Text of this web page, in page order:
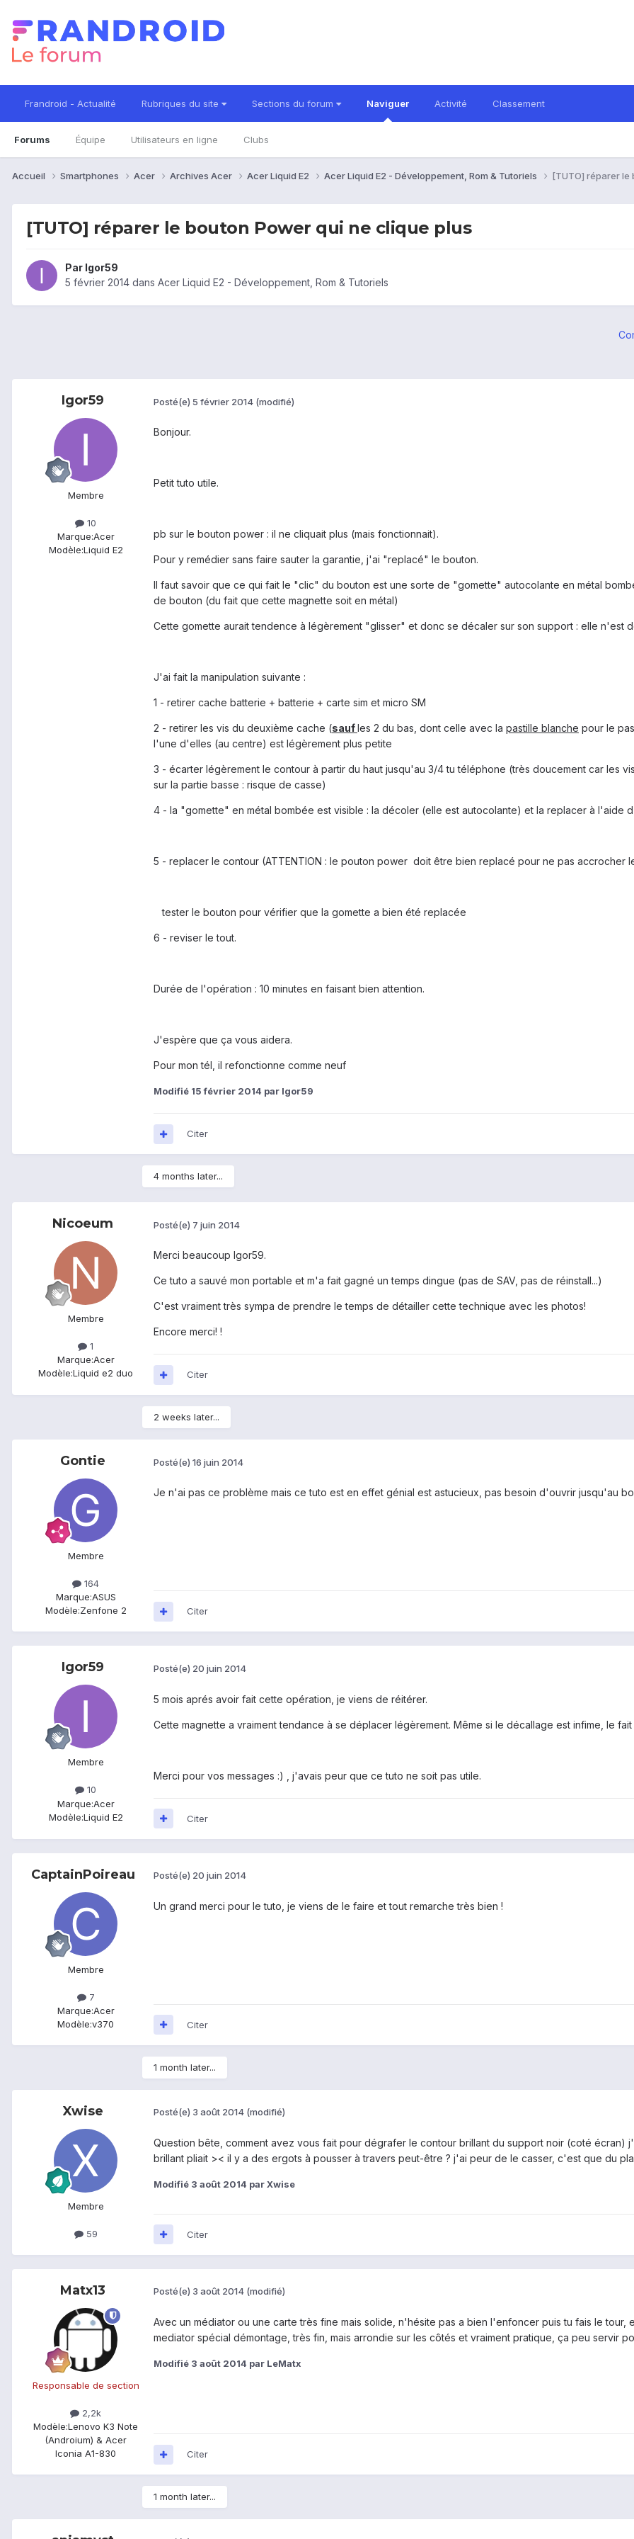
Frandroid - Actualité Rubriques du site Sections du forum Naviguer
Forums Équipe Utilisateurs en ligne Clubs
Activité Classement
Accueil Smartphones Acer Archives Acer Acer Liquid E2 Acer Liquid E2 - Développement, Rom & Tutoriels [TUTO] réparer le
[TUTO] réparer le bouton Power qui ne clique plus
Par Igor59
5 février 2014 dans Acer Liquid E2 - Développement, Rom & Tutoriels
Igor59
Membre
10
Marque:Acer
Modèle:Liquid E2
Posté(e) 5 février 2014 (modifié)
Bonjour.
Petit tuto utile.
pb sur le bouton power : il ne cliquait plus (mais fonctionnait).
Pour y remédier sans faire sauter la garantie, j'ai "replacé" le bouton.
Il faut savoir que ce qui fait le "clic" du bouton est une sorte de "gomette" autocolante en métal
de bouton (du fait que cette magnette soit en métal)
Cette gomette aurait tendence à légèrement "glisser" et donc se décaler sur son support : elle n'est
J'ai fait la manipulation suivante :
1 - retirer cache batterie + batterie + carte sim et micro SM
2 - retirer les vis du deuxième cache (saufles 2 du bas, dont celle avec la pastille blanche pour le
l'une d'elles (au centre) est légèrement plus petite
3 - écarter légèrement le contour à partir du haut jusqu'au 3/4 tu téléphone (très doucement car les
sur la partie basse : risque de casse)
4 - la "gomette" en métal bombée est visible : la décoler (elle est autocolante) et la replacer à l'aide
5 - replacer le contour (ATTENTION : le pouton power doit être bien replacé pour ne pas accrocher
tester le bouton pour vérifier que la gomette a bien été replacée
6 - reviser le tout.
Durée de l'opération : 10 minutes en faisant bien attention.
J'espère que ça vous aidera.
Pour mon tél, il refonctionne comme neuf
Modifié 15 février 2014 par Igor59
Citer
4 months later...
Nicoeum
Membre
1
Marque:Acer
Modèle:Liquid e2 duo
Posté(e) 7 juin 2014
Merci beaucoup Igor59.
Ce tuto a sauvé mon portable et m'a fait gagné un temps dingue (pas de SAV, pas de réinstall...)
C'est vraiment très sympa de prendre le temps de détailler cette technique avec les photos!
Encore merci! !
Citer
2 weeks later...
Gontie
Membre
164
Marque:ASUS
Modèle:Zenfone 2
Posté(e) 16 juin 2014
Je n'ai pas ce problème mais ce tuto est en effet génial est astucieux, pas besoin d'ouvrir jusqu'au
Citer
Igor59
Membre
10
Marque:Acer
Modèle:Liquid E2
Posté(e) 20 juin 2014
5 mois aprés avoir fait cette opération, je viens de réitérer.
Cette magnette a vraiment tendance à se déplacer légèrement. Même si le décallage est infime, le
Merci pour vos messages :) , j'avais peur que ce tuto ne soit pas utile.
Citer
CaptainPoireau
Membre
7
Marque:Acer
Modèle:v370
Posté(e) 20 juin 2014
Un grand merci pour le tuto, je viens de le faire et tout remarche très bien !
Citer
1 month later...
Xwise
Membre
59
Posté(e) 3 août 2014 (modifié)
Question bête, comment avez vous fait pour dégrafer le contour brillant du support noir (coté écran)
brillant pliait >< il y a des ergots à pousser à travers peut-être ? j'ai peur de le casser, c'est que du
Modifié 3 août 2014 par Xwise
Citer
Matx13
Responsable de section
2,2k
Modèle:Lenovo K3 Note
(Androium) & Acer
Iconia A1-830
Posté(e) 3 août 2014 (modifié)
Avec un médiator ou une carte très fine mais solide, n'hésite pas a bien l'enfoncer puis tu fais le
mediator spécial démontage, très fin, mais arrondie sur les côtés et vraiment pratique, ça peu servir
Modifié 3 août 2014 par LeMatx
Citer
1 month later...